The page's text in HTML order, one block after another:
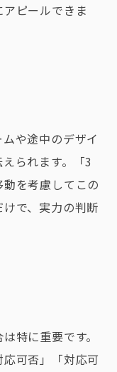
ピールできま
や途中のデザイ
られます。「3
を考慮してこの
で、実力の判断
特に重要です。
応可否」「対応可